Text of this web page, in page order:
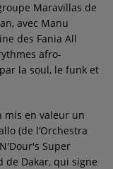
Maravillas de
avec Manu
des Fania All
afro-
la soul, le funk et
mis en valeur un
(de l’Orchestra
Super
de Dakar, qui signe